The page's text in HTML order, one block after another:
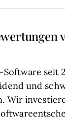
seit
und
Wir